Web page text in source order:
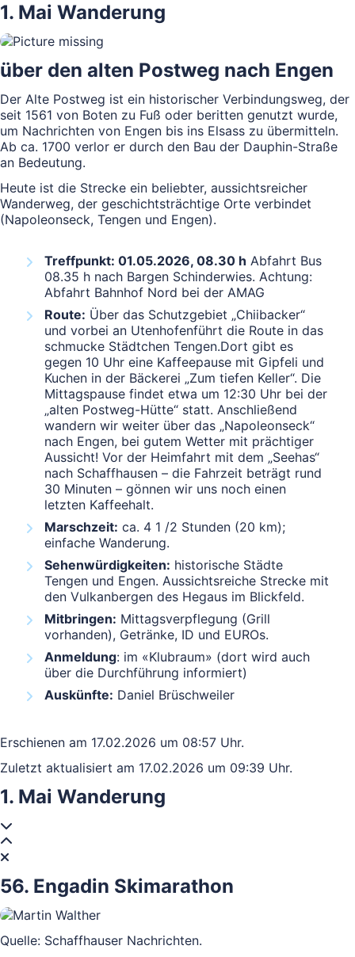
1. Mai Wanderung
über den alten Postweg nach Engen
Der Alte Postweg ist ein historischer Verbindungsweg, der
seit 1561 von Boten zu Fuß oder beritten genutzt wurde,
um Nachrichten von Engen bis ins Elsass zu übermitteln.
Ab ca. 1700 verlor er durch den Bau der Dauphin-Straße
an Bedeutung.
Heute ist die Strecke ein beliebter, aussichtsreicher
Wanderweg, der geschichtsträchtige Orte verbindet
(Napoleonseck, Tengen und Engen).
Treffpunkt: 01.05.2026, 08.30 h Abfahrt Bus
08.35 h nach Bargen Schinderwies. Achtung:
Abfahrt Bahnhof Nord bei der AMAG
Route: Über das Schutzgebiet „Chiibacker“
und vorbei an Utenhofenführt die Route in das
schmucke Städtchen Tengen.Dort gibt es
gegen 10 Uhr eine Kaffeepause mit Gipfeli und
Kuchen in der Bäckerei „Zum tiefen Keller“. Die
Mittagspause findet etwa um 12:30 Uhr bei der
„alten Postweg-Hütte“ statt. Anschließend
wandern wir weiter über das „Napoleonseck“
nach Engen, bei gutem Wetter mit prächtiger
Aussicht! Vor der Heimfahrt mit dem „Seehas“
nach Schaffhausen – die Fahrzeit beträgt rund
30 Minuten – gönnen wir uns noch einen
letzten Kaffeehalt.
Marschzeit: ca. 4 1 /2 Stunden (20 km);
einfache Wanderung.
Sehenwürdigkeiten: historische Städte
Tengen und Engen. Aussichtsreiche Strecke mit
den Vulkanbergen des Hegaus im Blickfeld.
Mitbringen: Mittagsverpflegung (Grill
vorhanden), Getränke, ID und EUROs.
Anmeldung: im «Klubraum» (dort wird auch
über die Durchführung informiert)
Auskünfte: Daniel Brüschweiler
Erschienen am 17.02.2026 um 08:57 Uhr.
Zuletzt aktualisiert am 17.02.2026 um 09:39 Uhr.
1. Mai Wanderung
56. Engadin Skimarathon
Quelle: Schaffhauser Nachrichten.